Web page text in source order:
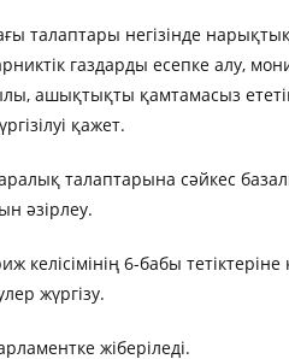
талаптары негізінде нарықтық
газдарды есепке алу,
ашықтықты қамтамасыз
қажет.
талаптарына сәйкес
әзірлеу.
6-бабы тетіктеріне
жүргізу.
жіберіледі.